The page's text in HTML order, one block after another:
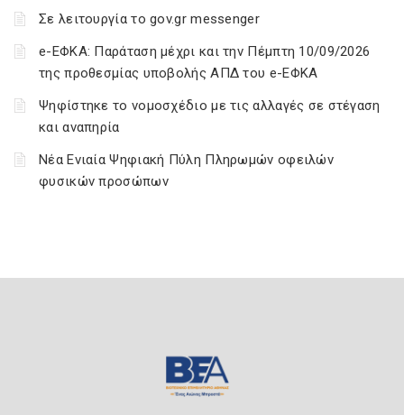
Σε λειτουργία το gov.gr messenger
e-ΕΦΚΑ: Παράταση μέχρι και την Πέμπτη 10/09/2026
της προθεσμίας υποβολής ΑΠΔ του e-ΕΦΚΑ
Ψηφίστηκε το νομοσχέδιο με τις αλλαγές σε στέγαση
και αναπηρία
Νέα Ενιαία Ψηφιακή Πύλη Πληρωμών οφειλών
φυσικών προσώπων